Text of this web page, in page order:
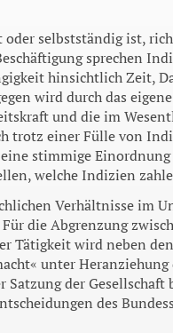
oder selbstständig ist,
spre­chen
hinsichtlich Zeit,
wird durch das
und die im
trotz einer Fülle von
stimmige
welche Indizien
Ver­hältnisse im
die Ab­grenzung
Tätigkeit wird neben
unter Heran­ziehung
der Gesellschaft
des